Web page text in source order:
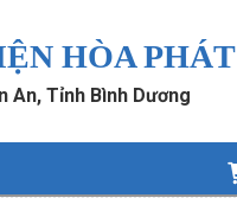
HÒA PHÁT
An, Tỉnh Bình Dương